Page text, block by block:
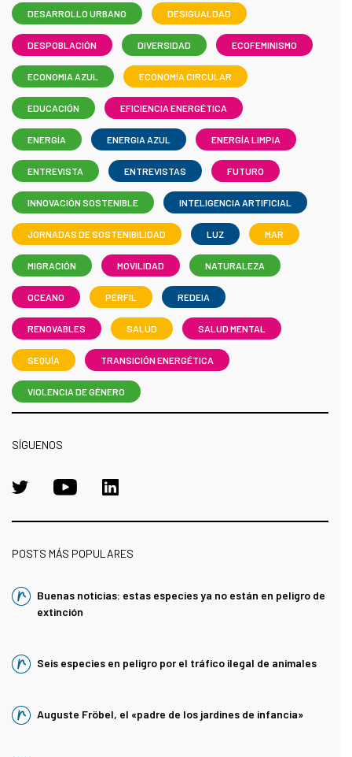
DESARROLLO URBANO DESIGUALDAD
DESPOBLACIÓN DIVERSIDAD ECOFEMINISMO
ECONOMIA AZUL ECONOMÍA CIRCULAR
EDUCACIÓN EFICIENCIA ENERGÉTICA
ENERGÍA ENERGIA AZUL ENERGÍA LIMPIA
ENTREVISTA ENTREVISTAS FUTURO
INNOVACIÓN SOSTENIBLE INTELIGENCIA ARTIFICIAL
JORNADAS DE SOSTENIBILIDAD LUZ MAR
MIGRACIÓN MOVILIDAD NATURALEZA
OCEANO PERFIL REDEIA
RENOVABLES SALUD SALUD MENTAL
SEQUÍA TRANSICIÓN ENERGÉTICA
VIOLENCIA DE GÉNERO
SÍGUENOS
POSTS MÁS POPULARES
Buenas noticias: estas especies ya no están en peligro de
extinción
Seis especies en peligro por el tráfico ilegal de animales
Auguste Fröbel, el «padre de los jardines de infancia»